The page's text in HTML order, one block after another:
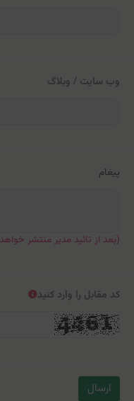
وب سایت / وبلاگ
پیغام
(بعد از تائید مدیر منتشر
کد مقابل را وارد کنید
ارسال